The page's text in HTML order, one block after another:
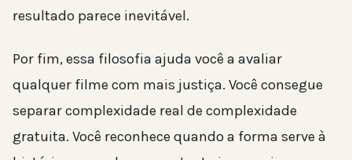
resultado parece inevitável.
Por fim, essa filosofia ajuda você a avaliar
qualquer filme com mais justiça. Você consegue
separar complexidade real de complexidade
gratuita. Você reconhece quando a forma serve à